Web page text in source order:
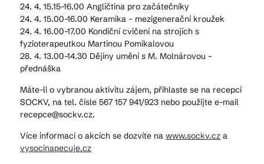
24. 4. 15.15–16.00 Angličtina pro začátečníky
24. 4. 15.00–16.00 Keramika – mezigenerační kroužek
24. 4. 16.00–17.00 Kondiční cvičení na strojích s
fyzioterapeutkou Martinou Pomikalovou
28. 4. 13.00–14.30 Dějiny umění s M. Molnárovou –
přednáška
Máte-li o vybranou aktivitu zájem, přihlaste se na recepci
SOCKV, na tel. čísle 567 157 941/923 nebo použijte e-mail
recepce@sockv.cz.
Více informací o akcích se dozvíte na www.sockv.cz a
vysocinapecuje.cz